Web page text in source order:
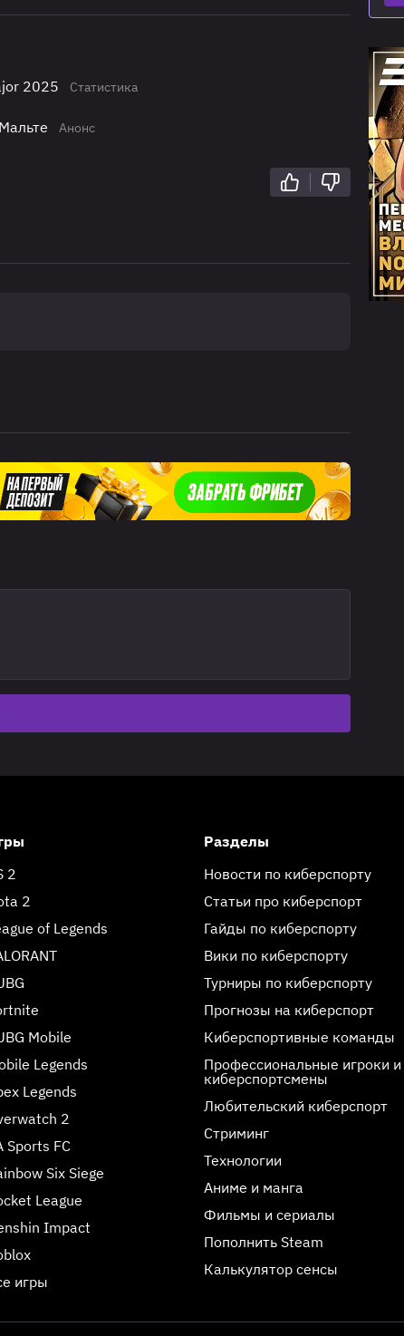
2025 Статистика
Анонс
2
2
of Legends
Mobile
Legends
Legends
2
Sports FC
Six Siege
League
Impact
игры
Разделы
Новости по киберспорту
Статьи про киберспорт
Гайды по киберспорту
Вики по киберспорту
Турниры по киберспорту
Прогнозы на киберспорт
Киберспортивные команды
Профессиональные игроки и
киберспортсмены
Любительский киберспорт
Стриминг
Технологии
Аниме и манга
Фильмы и сериалы
Пополнить Steam
Калькулятор сенсы